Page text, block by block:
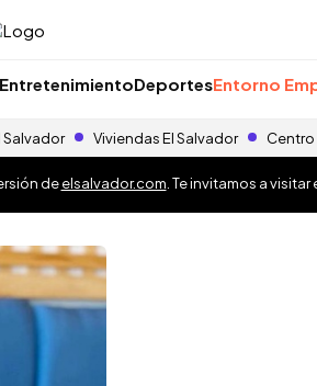
EntretenimientoDeportesEntorno
Salvador Viviendas El Salvador
deelsalvador.com . Te invitamos a